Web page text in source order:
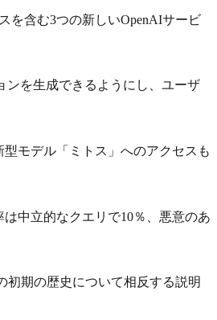
を含む3つの新しいOpenAIサービ
ンを生成できるようにし、ユーザ
モデル「ミトス」へのアクセスも
中立的なクエリで10％、悪意のあ
初期の歴史について相反する説明